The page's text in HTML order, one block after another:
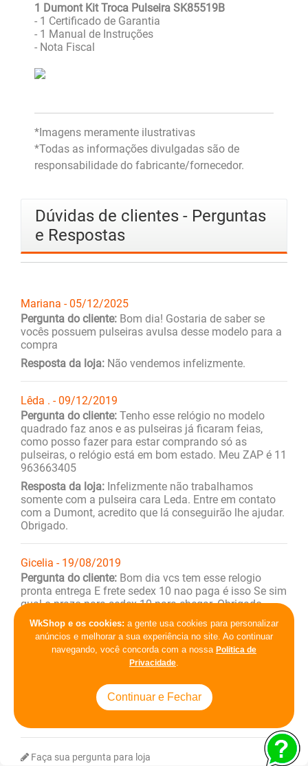
1 Dumont Kit Troca Pulseira SK85519B
- 1 Certificado de Garantia
- 1 Manual de Instruções
- Nota Fiscal
*Imagens meramente ilustrativas
*Todas as informações divulgadas são de
responsabilidade do fabricante/fornecedor.
Dúvidas de clientes - Perguntas
e Respostas
Mariana - 05/12/2025
Pergunta do cliente: Bom dia! Gostaria de saber se
vocês possuem pulseiras avulsa desse modelo para a
compra
Resposta da loja: Não vendemos infelizmente.
Lêda . - 09/12/2019
Pergunta do cliente: Tenho esse relógio no modelo
quadrado faz anos e as pulseiras já ficaram feias,
como posso fazer para estar comprando só as
pulseiras, o relógio está em bom estado. Meu ZAP é 11
963663405
Resposta da loja: Infelizmente não trabalhamos
somente com a pulseira cara Leda. Entre em contato
com a Dumont, acredito que lá conseguirão lhe ajudar.
Obrigado.
Gicelia - 19/08/2019
Pergunta do cliente: Bom dia vcs tem esse relogio
pronta entrega E frete sedex 10 nao paga é isso Se sim
qual o prazo para sedex 10 para chegar. Obrigado
Resposta da loja:Temos o produto a pronta entrega
sim. O frete do produto infelizmente não é grátis.
Obrigado.
Lilyane - 23/07/2019
Pergunta do cliente:Teria só as pulseiras para vender
Faça sua pergunta para loja
WkShop e os cookies: a gente usa cookies para personalizar
anúncios e melhorar a sua experiência no site. Ao continuar
navegando, você concorda com a nossa Politica de
Privacidade.
Continuar e Fechar